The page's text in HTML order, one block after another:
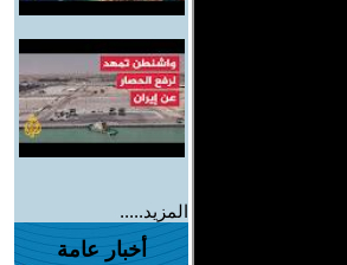
المزيد.....
أخبار عامة